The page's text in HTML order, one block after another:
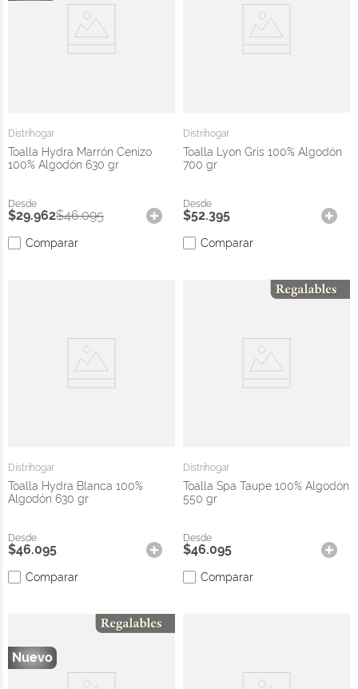
Distrihogar
Toalla Hydra Marrón Cenizo
100% Algodón 630 gr
$29.962$46.095
Comparar
Distrihogar
Toalla Lyon Gris 100% Algodón
700 gr
$52.395
Comparar
Distrihogar
Toalla Hydra Blanca 100%
Algodón 630 gr
$46.095
Comparar
Distrihogar
Toalla Spa Taupe 100% Algodón
550 gr
$46.095
Comparar